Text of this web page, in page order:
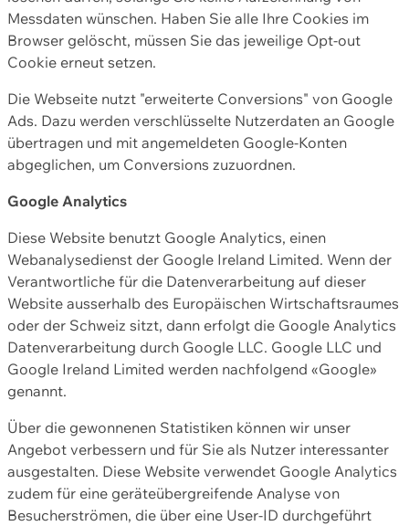
Messdaten wünschen. Haben Sie alle Ihre Cookies im
Browser gelöscht, müssen Sie das jeweilige Opt-out
Cookie erneut setzen.
Die Webseite nutzt "erweiterte Conversions" von Google
Ads. Dazu werden verschlüsselte Nutzerdaten an Google
übertragen und mit angemeldeten Google-Konten
abgeglichen, um Conversions zuzuordnen.
Google Analytics
Diese Website benutzt Google Analytics, einen
Webanalysedienst der Google Ireland Limited. Wenn der
Verantwortliche für die Datenverarbeitung auf dieser
Website ausserhalb des Europäischen Wirtschaftsraumes
oder der Schweiz sitzt, dann erfolgt die Google Analytics
Datenverarbeitung durch Google LLC. Google LLC und
Google Ireland Limited werden nachfolgend «Google»
genannt.
Über die gewonnenen Statistiken können wir unser
Angebot verbessern und für Sie als Nutzer interessanter
ausgestalten. Diese Website verwendet Google Analytics
zudem für eine geräteübergreifende Analyse von
Besucherströmen, die über eine User-ID durchgeführt